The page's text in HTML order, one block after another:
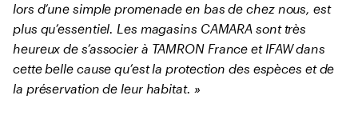
lors d’une simple promenade en bas de chez nous, est
plus qu’essentiel. Les magasins CAMARA sont très
heureux de s’associer à TAMRON France et IFAW dans
cette belle cause qu’est la protection des espèces et de
la préservation de leur habitat. »